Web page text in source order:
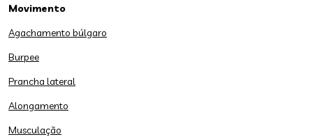
Movimento
Agachamento búlgaro
Burpee
Prancha lateral
Alongamento
Musculação